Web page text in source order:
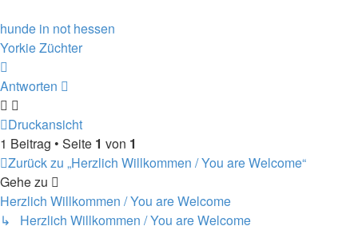
hunde in not hessen
Yorkie Züchter
oben
Antworten
Druckansicht
1 Beitrag • Seite 1 von 1
Zurück zu „Herzlich Willkommen / You are Welcome“
Gehe zu
Herzlich Willkommen / You are Welcome
↳ Herzlich Willkommen / You are Welcome